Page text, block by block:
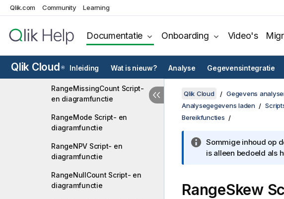
Qlik.com Community Learning
Documentatie Onboarding Video's
Qlik Cloud ® Inleiding Wat is nieuw? Analyse Gegevensintegratie
diagramfunctie
RangeMin Script- en
diagramfunctie
diagramfunctie
RangeMissingCount Script-
en diagramfunctie
RangeMode Script- en
diagramfunctie
RangeNPV Script- en
diagramfunctie
RangeNullCount Script- en
diagramfunctie
Qlik Cloud Gegevens
Analysegegevens laden
Bereikfuncties
Sommige inhoud op
is alleen bedoeld als
RangeSkew